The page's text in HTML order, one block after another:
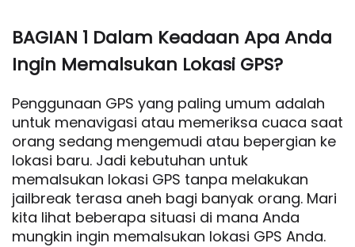
BAGIAN 1 Dalam Keadaan Apa Anda
Ingin Memalsukan Lokasi GPS?
Penggunaan GPS yang paling umum adalah
untuk menavigasi atau memeriksa cuaca saat
orang sedang mengemudi atau bepergian ke
lokasi baru. Jadi kebutuhan untuk
memalsukan lokasi GPS tanpa melakukan
jailbreak terasa aneh bagi banyak orang. Mari
kita lihat beberapa situasi di mana Anda
mungkin ingin memalsukan lokasi GPS Anda.